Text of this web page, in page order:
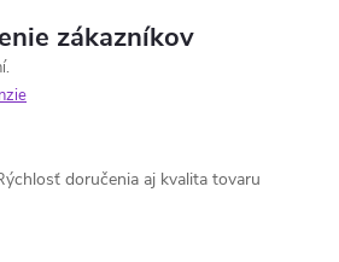
zákazníkov
doručenia aj kvalita tovaru